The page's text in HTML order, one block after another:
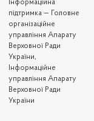
Iнформаційна
підтримка — Головне
організаційне
управління Апарату
Верховної Ради
України,
Інформаційне
управління Апарату
Верховної Ради
України